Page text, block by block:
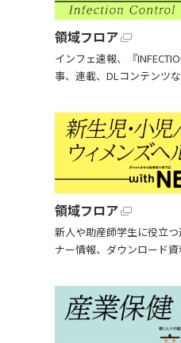
領域フロア
インフェ速報、『
事、連載、DLコンテンツ
領域フロア
新人や助産師学生に役立
ナー情報、ダウンロード